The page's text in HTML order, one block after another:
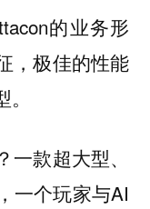
的业务形
，极佳的性能
款超大型、
一个玩家与AI